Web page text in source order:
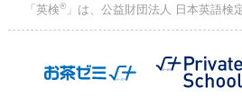
「英検®」は、公益財団法人 日本英語検